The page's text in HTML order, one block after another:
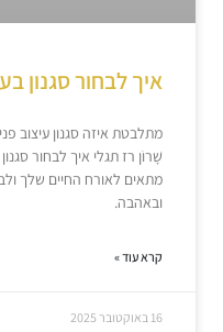
איך לבחור סגנון
מתלבטת איזה סגנון עיצוב
שָׁרוֹן רז תגלי איך לבחור
מתאים לאורח החיים שלך
ובאהבה.
קרא עוד »
16 באוקטובר 2025